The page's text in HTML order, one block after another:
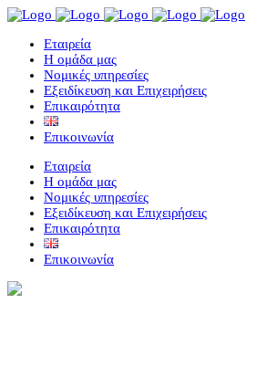
Eταιρεία
Η ομάδα μας
Νομικές υπηρεσίες
Εξειδίκευση και Επιχειρήσεις
Επικαιρότητα
Επικοινωνία
Eταιρεία
Η ομάδα μας
Νομικές υπηρεσίες
Εξειδίκευση και Επιχειρήσεις
Επικαιρότητα
Επικοινωνία